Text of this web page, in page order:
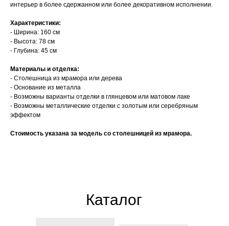
интерьер в более сдержанном или более декоративном исполнении.
Характеристики:
- Ширина: 160 см
- Высота: 78 см
- Глубина: 45 см
Материалы и отделка:
- Столешница из мрамора или дерева
- Основание из металла
- Возможны варианты отделки в глянцевом или матовом лаке
- Возможны металлические отделки с золотым или серебряным
эффектом
Стоимость указана за модель со столешницей из мрамора.
Каталог